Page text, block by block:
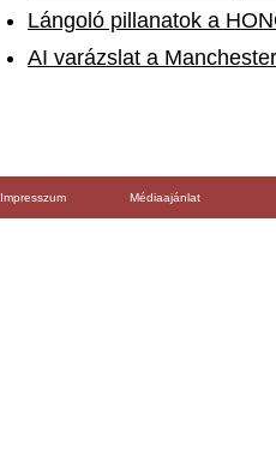
Lángoló pillanatok a
AI varázslat a
Impresszum Médiaajánlat